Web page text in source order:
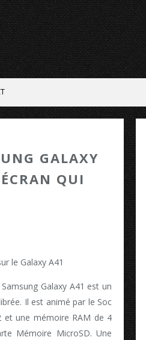
GALAXY
QUI
Galaxy A41 est un
Il est animé par le Soc
et une mémoire RAM de 4
Mémoire MicroSD. Une